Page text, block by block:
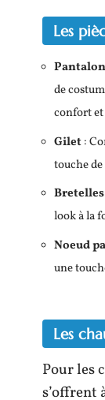
Les
de
confort et
Gilet:
touche
Bretelles
look à la
Noeud
une
Les
Pour les
s’offrent